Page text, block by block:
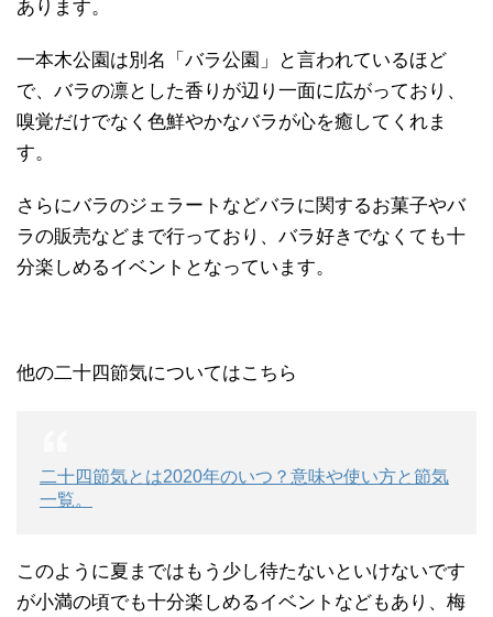
あります。
一本木公園は別名「バラ公園」と言われているほど
で、バラの凛とした香りが辺り一面に広がっており、
嗅覚だけでなく色鮮やかなバラが心を癒してくれま
す。
さらにバラのジェラートなどバラに関するお菓子やバ
ラの販売などまで行っており、バラ好きでなくても十
分楽しめるイベントとなっています。
他の二十四節気についてはこちら
二十四節気とは2020年のいつ？意味や使い方と節気
一覧。
このように夏まではもう少し待たないといけないです
が小満の頃でも十分楽しめるイベントなどもあり、梅